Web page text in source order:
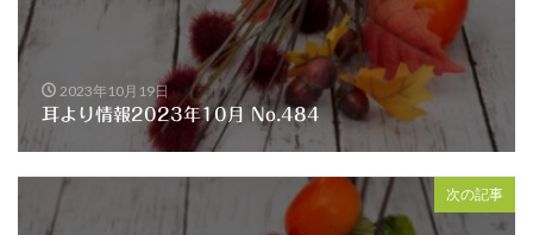
2023年10月19日
耳より情報2023年10月 No.484
次の記事